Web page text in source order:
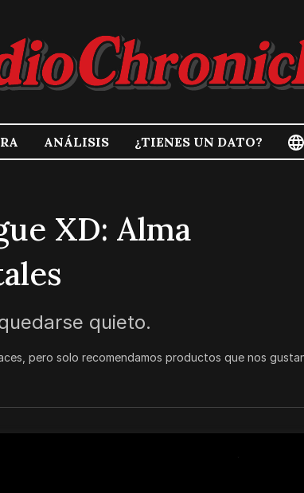
ANÁLISIS ¿TIENES UN DATO?
XD: Alma
quieto.
pero solo recomendamos productos que nos